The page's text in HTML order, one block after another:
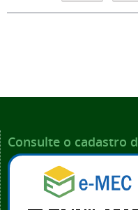
Consulte o cadastro